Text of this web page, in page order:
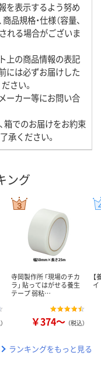
を表示するよう努め
品規格・仕様（容量、
れる場合がございま
上の商品情報の表記
には必ずお届けした
さい。
ーカー等にお問い合
箱でのお届けをお約束
承ください。
ング
寺岡製作所 「現場のチカ
ラ」 貼ってはがせる養生
テープ 弱粘…
￥374～ （税込）
ランキングをもっと見る